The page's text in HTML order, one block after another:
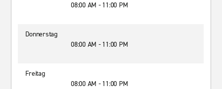
08:00 AM - 11:00 PM
Donnerstag
08:00 AM - 11:00 PM
Freitag
08:00 AM - 11:00 PM